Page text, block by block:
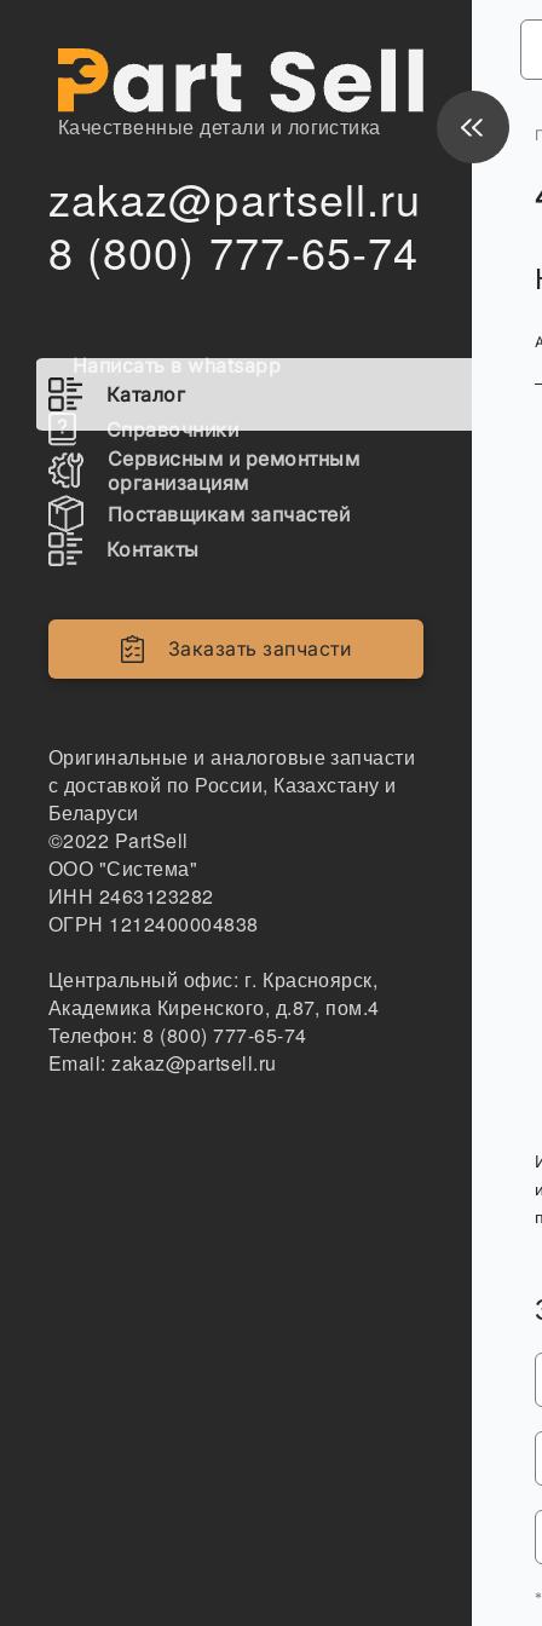
Качественные детали и логистика
zakaz@partsell.ru
8 (800) 777-65-74
Написать в whatsapp
Каталог
Справочники
Сервисным и ремонтным
организациям
Поставщикам запчастей
Контакты
Заказать запчасти
Оригинальные и аналоговые запчасти
с доставкой по России, Казахстану и
Беларуси
©2022 PartSell
ООО "Система"
ИНН 2463123282
ОГРН 1212400004838
Центральный офис: г. Красноярск,
Академика Киренского, д.87, пом.4
Телефон:8 (800) 777-65-74
Email:zakaz@partsell.ru